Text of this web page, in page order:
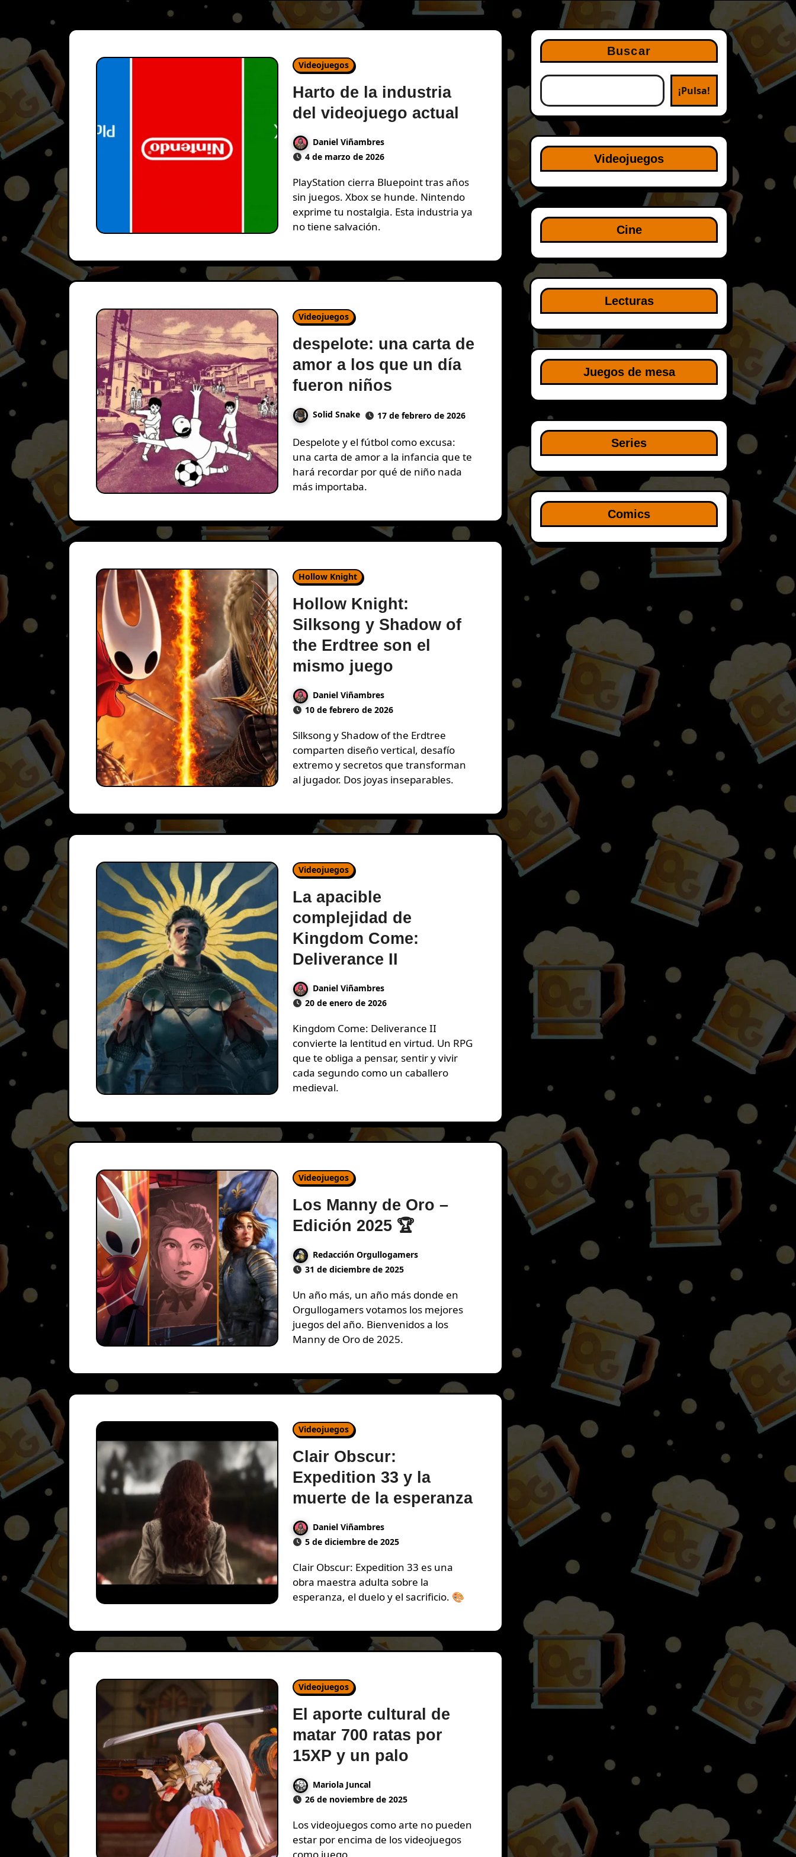
Videojuegos
Harto de la industria
del videojuego actual
Daniel Viñambres
4 de marzo de 2026
PlayStation cierra Bluepoint tras años
sin juegos. Xbox se hunde. Nintendo
exprime tu nostalgia. Esta industria ya
no tiene salvación.
Videojuegos
despelote: una carta de
amor a los que un día
fueron niños
Solid Snake 17 de febrero de 2026
Despelote y el fútbol como excusa:
una carta de amor a la infancia que te
hará recordar por qué de niño nada
más importaba.
Hollow Knight
Hollow Knight:
Silksong y Shadow of
the Erdtree son el
mismo juego
Daniel Viñambres
10 de febrero de 2026
Silksong y Shadow of the Erdtree
comparten diseño vertical, desafío
extremo y secretos que transforman
al jugador. Dos joyas inseparables.
Videojuegos
La apacible
complejidad de
Kingdom Come:
Deliverance II
Daniel Viñambres
20 de enero de 2026
Kingdom Come: Deliverance II
convierte la lentitud en virtud. Un RPG
que te obliga a pensar, sentir y vivir
cada segundo como un caballero
medieval.
Videojuegos
Los Manny de Oro –
Edición 2025 🏆
Redacción Orgullogamers
31 de diciembre de 2025
Un año más, un año más donde en
Orgullogamers votamos los mejores
juegos del año. Bienvenidos a los
Manny de Oro de 2025.
Videojuegos
Clair Obscur:
Expedition 33 y la
muerte de la esperanza
Daniel Viñambres
5 de diciembre de 2025
Clair Obscur: Expedition 33 es una
obra maestra adulta sobre la
esperanza, el duelo y el sacrificio. 🎨
Videojuegos
El aporte cultural de
matar 700 ratas por
15XP y un palo
Mariola Juncal
26 de noviembre de 2025
Los videojuegos como arte no pueden
estar por encima de los videojuegos
como juego
Buscar
¡Pulsa!
Videojuegos
Cine
Lecturas
Juegos de mesa
Series
Comics